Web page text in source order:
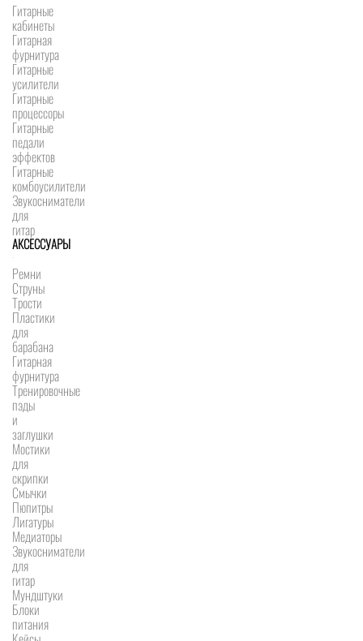
Гитарные
кабинеты
Гитарная
фурнитура
Гитарные
усилители
Гитарные
процессоры
Гитарные
педали
эффектов
Гитарные
комбоусилители
Звукосниматели
для
гитар
АКСЕССУАРЫ
Ремни
Струны
Трости
Пластики
для
барабана
Гитарная
фурнитура
Тренировочные
пэды
и
заглушки
Мостики
для
скрипки
Смычки
Пюпитры
Лигатуры
Медиаторы
Звукосниматели
для
гитар
Мундштуки
Блоки
питания